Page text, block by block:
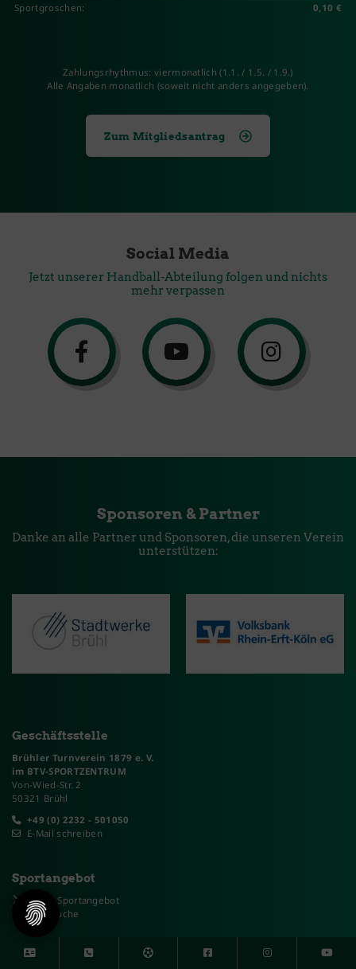
Sportgroschen:
0,10 €
Zahlungsrhythmus: viermonatlich (1.1. / 1.5. / 1.9.)
Alle Angaben monatlich (soweit nicht anders angegeben).
Zum Mitgliedsantrag
Social Media
Jetzt unserer Handball-Abteilung folgen und nichts
mehr verpassen
Sponsoren & Partner
Danke an alle Partner und Sponsoren, die unseren Verein
unterstützen:
Geschäftsstelle
Brühler Turnverein 1879 e. V.
im BTV-SPORTZENTRUM
Von-Wied-Str. 2
50321 Brühl
+49 (0) 2232 - 501050
E-Mail schreiben
Sportangebot
Unser Sportangebot
Sportsuche
Mitglieder-Service